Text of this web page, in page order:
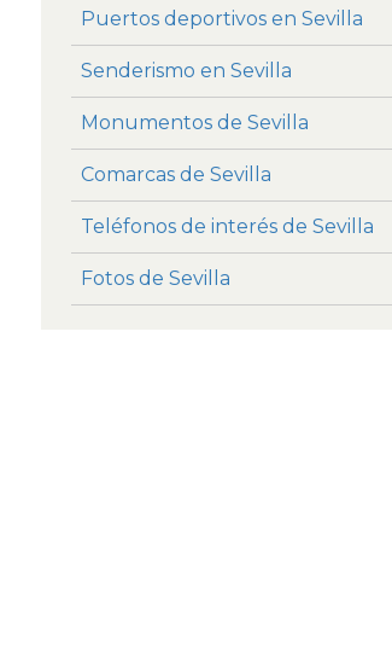
Puertos deportivos en Sevilla
Senderismo en Sevilla
Monumentos de Sevilla
Comarcas de Sevilla
Teléfonos de interés de Sevilla
Fotos de Sevilla